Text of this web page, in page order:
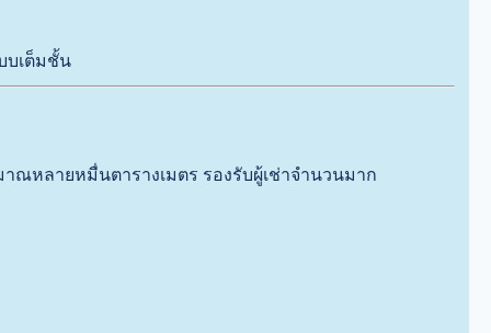
บเต็มชั้น
าณหลายหมื่นตารางเมตร รองรับผู้เช่าจำนวนมาก